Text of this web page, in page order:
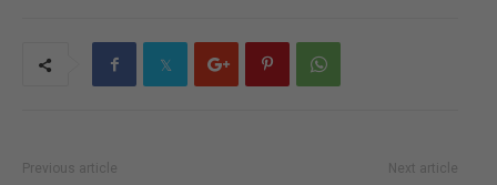
Previous article Next article